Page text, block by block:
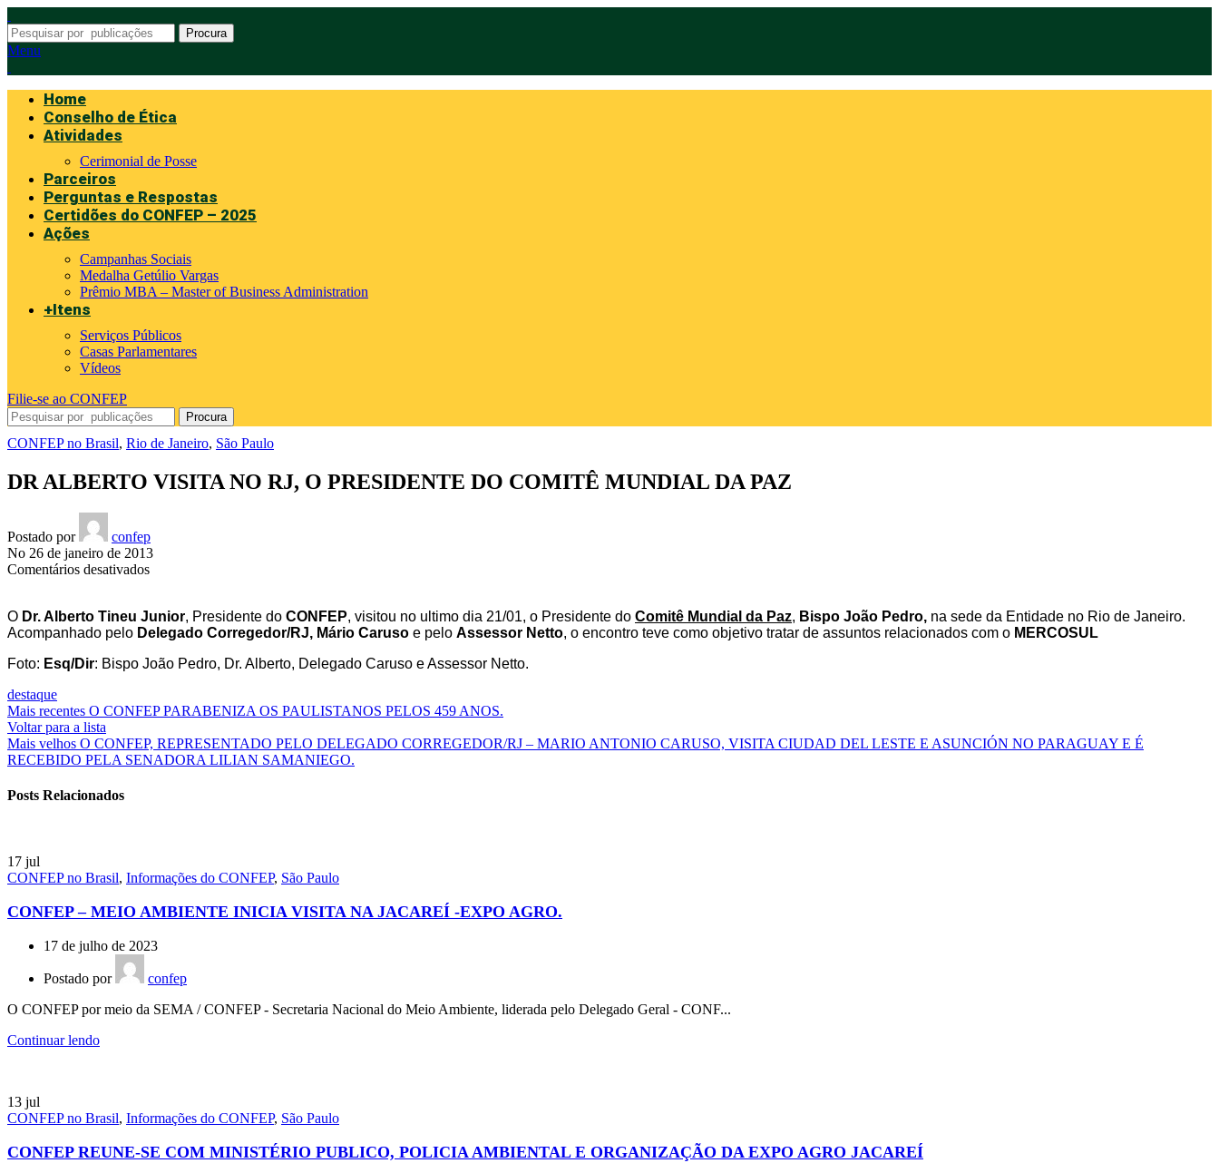
Procura
Menu
Home
Conselho de Ética
Atividades
Cerimonial de Posse
Parceiros
Perguntas e Respostas
Certidões do CONFEP – 2025
Ações
Campanhas Sociais
Medalha Getúlio Vargas
Prêmio MBA – Master of Business Administration
+Itens
Serviços Públicos
Casas Parlamentares
Vídeos
Filie-se ao CONFEP
Procura
CONFEP no Brasil, Rio de Janeiro, São Paulo
DR ALBERTO VISITA NO RJ, O PRESIDENTE DO COMITÊ MUNDIAL DA PAZ
Postado por
confep
No 26 de janeiro de 2013
Comentários desativadosem
VISITA
NO
O
COMITÊ
DA
PAZ
O Dr. Alberto Tineu Junior, Presidente do CONFEP, visitou no ultimo dia 21/01, o Presidente do Comitê Mundial da Paz, Bispo João Pedro, na sede da Entidade no Rio de Janeiro.
Acompanhado pelo Delegado Corregedor/RJ, Mário Caruso e pelo Assessor Netto, o encontro teve como objetivo tratar de assuntos relacionados com o MERCOSUL
Foto: Esq/Dir: Bispo João Pedro, Dr. Alberto, Delegado Caruso e Assessor Netto.
destaque
Mais recentes O CONFEP PARABENIZA OS PAULISTANOS PELOS 459 ANOS.
Voltar para a lista
Mais velhos O CONFEP, REPRESENTADO PELO DELEGADO CORREGEDOR/RJ – MARIO ANTONIO CARUSO, VISITA CIUDAD DEL LESTE E ASUNCIÓN NO PARAGUAY E É
RECEBIDO PELA SENADORA LILIAN SAMANIEGO.
Posts Relacionados
17 jul
CONFEP no Brasil, Informações do CONFEP, São Paulo
CONFEP – MEIO AMBIENTE INICIA VISITA NA JACAREÍ -EXPO AGRO.
17 de julho de 2023
Postado por
confep
O CONFEP por meio da SEMA / CONFEP - Secretaria Nacional do Meio Ambiente, liderada pelo Delegado Geral - CONF...
Continuar lendo
13 jul
CONFEP no Brasil, Informações do CONFEP, São Paulo
CONFEP REUNE-SE COM MINISTÉRIO PUBLICO, POLICIA AMBIENTAL E ORGANIZAÇÃO DA EXPO AGRO JACAREÍ